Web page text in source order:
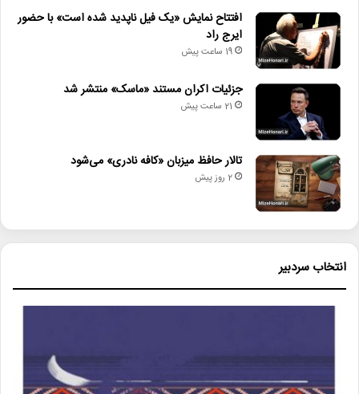
افتتاح نمایش «یک فیل ناپدید شده است» با حضور
ایرج راد
19 ساعت پیش
جزئیات اکران مستند «ماسک» منتشر شد
21 ساعت پیش
تالار حافظ میزبان «کافه نادری» می‌شود
2 روز پیش
انتخاب سردبیر